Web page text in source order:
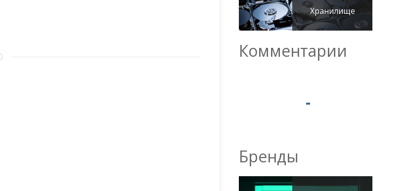
Хранилище
Комментарии
Бренды